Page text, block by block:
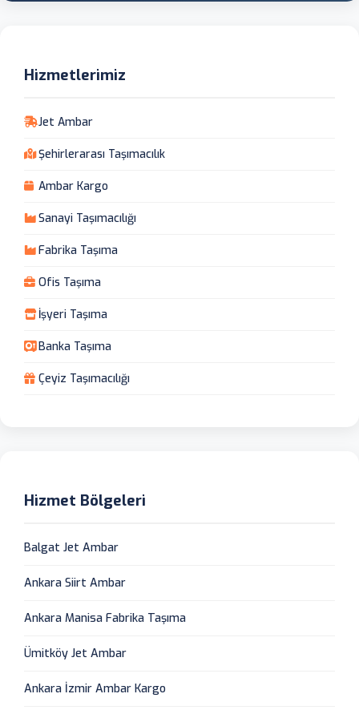
Hizmetlerimiz
Jet Ambar
Şehirlerarası Taşımacılık
Ambar Kargo
Sanayi Taşımacılığı
Fabrika Taşıma
Ofis Taşıma
İşyeri Taşıma
Banka Taşıma
Çeyiz Taşımacılığı
Hizmet Bölgeleri
Balgat Jet Ambar
Ankara Siirt Ambar
Ankara Manisa Fabrika Taşıma
Ümitköy Jet Ambar
Ankara İzmir Ambar Kargo